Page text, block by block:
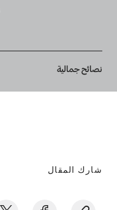
Breadcrumb
نصائح جمالية
شارك المقال